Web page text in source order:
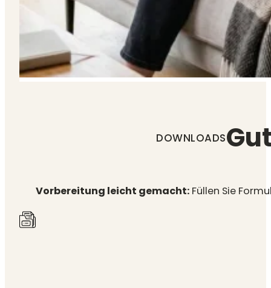
DOWNLOADS
Vorbereitung leicht gemacht:Füllen Sie